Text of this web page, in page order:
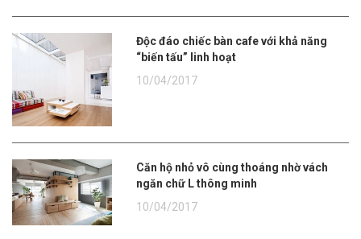
Độc đáo chiếc bàn cafe với khả năng
“biến tấu” linh hoạt
10/04/2017
Căn hộ nhỏ vô cùng thoáng nhờ vách
ngăn chữ L thông minh
10/04/2017